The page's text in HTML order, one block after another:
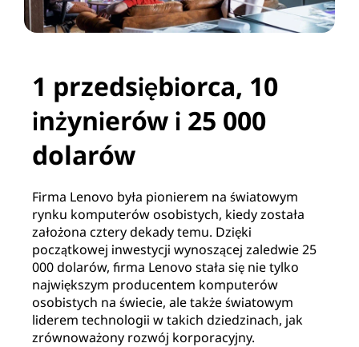
1 przedsiębiorca, 10
inżynierów i 25 000
dolarów
Firma Lenovo była pionierem na światowym
rynku komputerów osobistych, kiedy została
założona cztery dekady temu. Dzięki
początkowej inwestycji wynoszącej zaledwie 25
000 dolarów, firma Lenovo stała się nie tylko
największym producentem komputerów
osobistych na świecie, ale także światowym
liderem technologii w takich dziedzinach, jak
zrównoważony rozwój korporacyjny.